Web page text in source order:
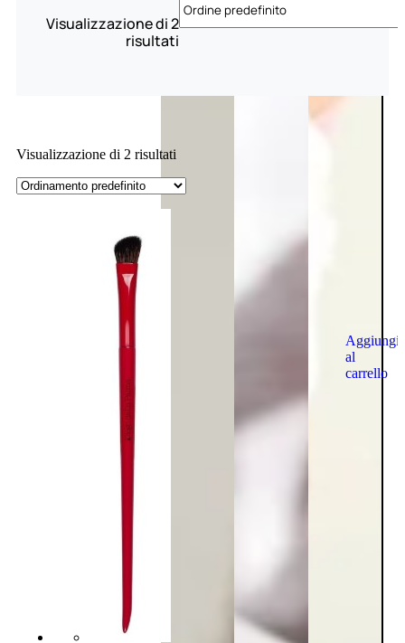
Aggiungi
al
carrello
Visualizzazione di 2
risultati
Visualizzazione di 2 risultati